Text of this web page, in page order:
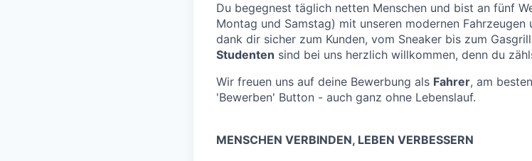
Du begegnest täglich netten Menschen und bist an fünf
Montag und Samstag) mit unseren modernen
dank dir sicher zum Kunden, vom Sneaker bis zum
Studenten sind bei uns herzlich willkommen, denn du
Wir freuen uns auf deine Bewerbung als Fahrer, am besten
'Bewerben' Button - auch ganz ohne Lebenslauf.
MENSCHEN VERBINDEN, LEBEN VERBESSERN